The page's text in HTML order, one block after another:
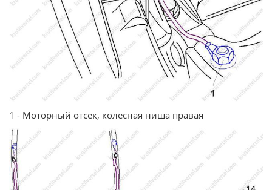
1 - Моторный отсек, колесная ниша правая